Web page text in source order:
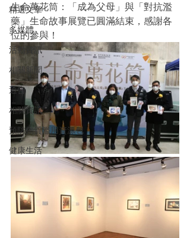
精選文章
多媒體
活動資訊
相關新聞
通告
相關資訊
預防物質濫用資源包
健康生活
生命萬花筒：「成為父母」與「對抗濫
藥」生命故事展覽已圓滿結束，感謝各
位的參與！